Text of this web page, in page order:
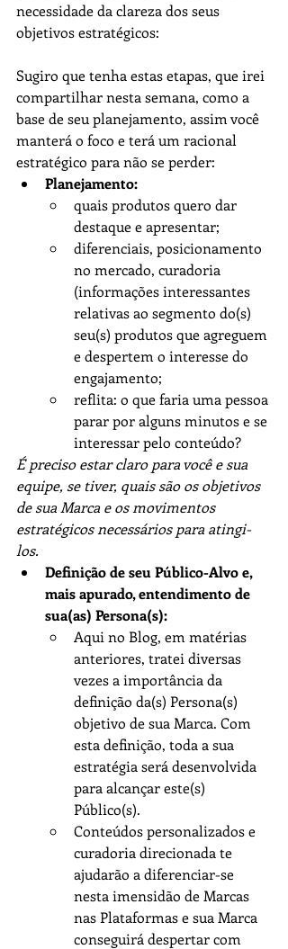
necessidade da clareza dos seus
objetivos estratégicos:
Sugiro que tenha estas etapas, que irei
compartilhar nesta semana, como a
base de seu planejamento, assim você
manterá o foco e terá um racional
estratégico para não se perder:
Planejamento:
quais produtos quero dar
destaque e apresentar;
diferenciais, posicionamento
no mercado, curadoria
(informações interessantes
relativas ao segmento do(s)
seu(s) produtos que agreguem
e despertem o interesse do
engajamento;
reflita: o que faria uma pessoa
parar por alguns minutos e se
interessar pelo conteúdo?
É preciso estar claro para você e sua
equipe, se tiver, quais são os objetivos
de sua Marca e os movimentos
estratégicos necessários para atingi-
los.
Definição de seu Público-Alvo e,
mais apurado, entendimento de
sua(as) Persona(s):
Aqui no Blog, em matérias
anteriores, tratei diversas
vezes a importância da
definição da(s) Persona(s)
objetivo de sua Marca. Com
esta definição, toda a sua
estratégia será desenvolvida
para alcançar este(s)
Público(s).
Conteúdos personalizados e
curadoria direcionada te
ajudarão a diferenciar-se
nesta imensidão de Marcas
nas Plataformas e sua Marca
conseguirá despertar com